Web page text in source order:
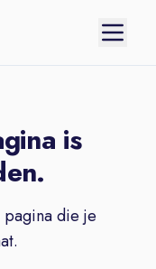
is
die je